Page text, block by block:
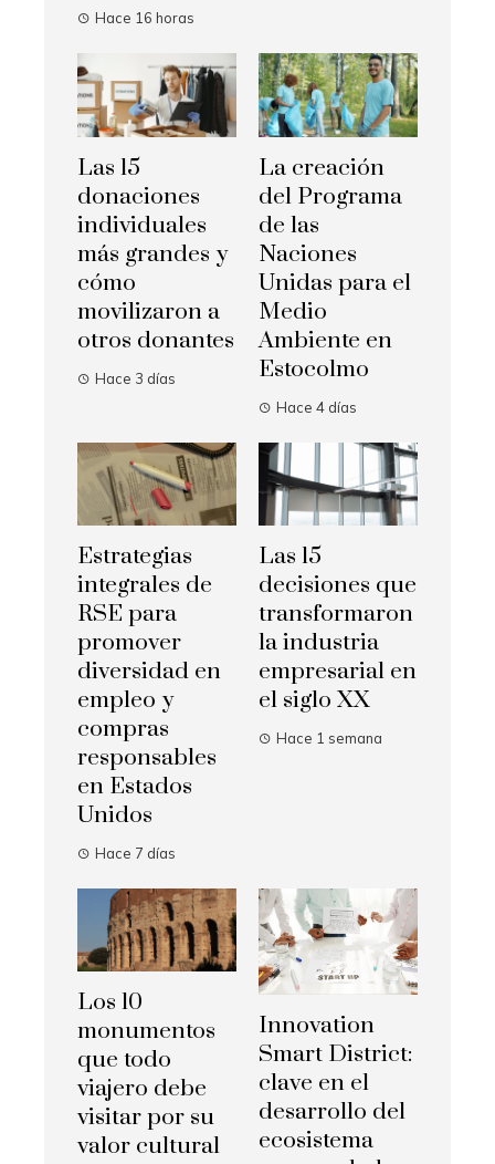
Hace 16 horas
Las 15
donaciones
individuales
más grandes y
cómo
movilizaron a
otros donantes
Hace 3 días
La creación
del Programa
de las
Naciones
Unidas para el
Medio
Ambiente en
Estocolmo
Hace 4 días
Estrategias
integrales de
RSE para
promover
diversidad en
empleo y
compras
responsables
en Estados
Unidos
Hace 7 días
Las 15
decisiones que
transformaron
la industria
empresarial en
el siglo XX
Hace 1 semana
Los 10
monumentos
que todo
viajero debe
visitar por su
valor cultural
Innovation
Smart District:
clave en el
desarrollo del
ecosistema